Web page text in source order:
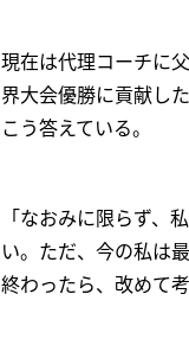
現在は代理コーチに
界大会優勝に貢献し
こう答えている。
「なおみに限らず、
い。ただ、今の私は
終わったら、改めて